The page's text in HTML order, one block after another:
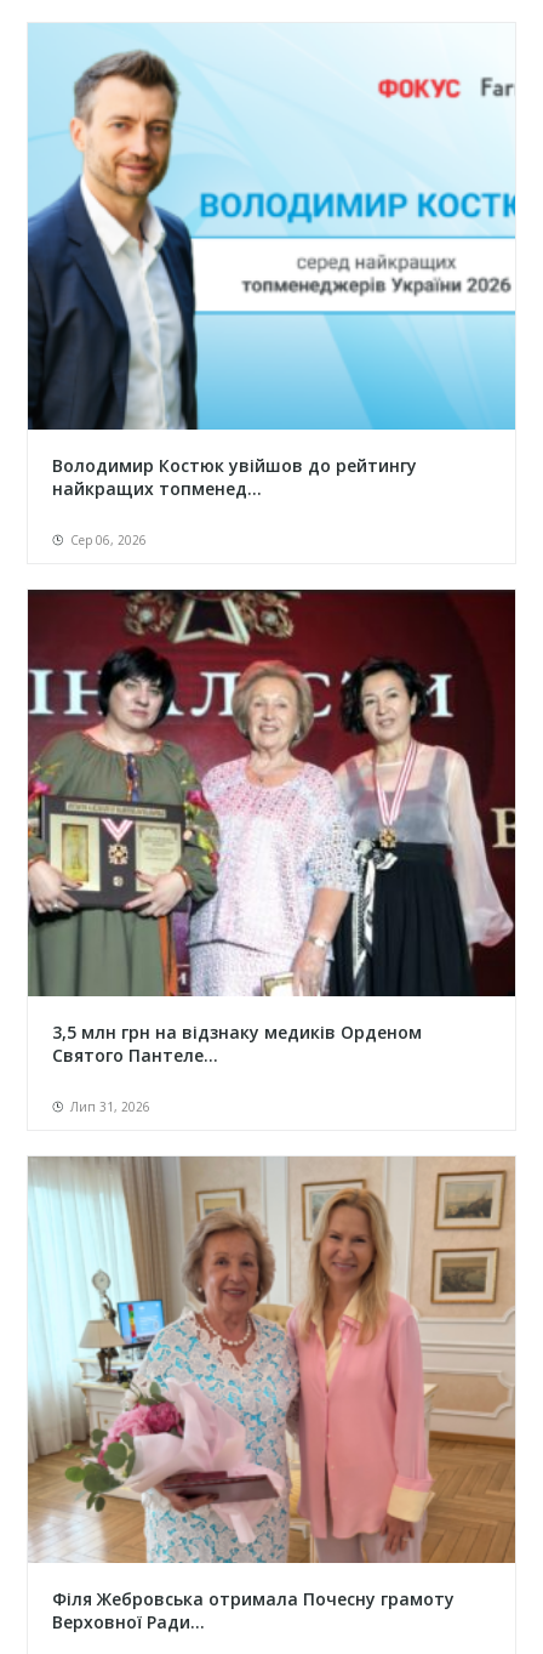
Володимир Костюк увійшов до рейтингу
найкращих топменед...
Сер 06, 2026
3,5 млн грн на відзнаку медиків Орденом
Святого Пантеле...
Лип 31, 2026
Філя Жебровська отримала Почесну грамоту
Верховної Ради...